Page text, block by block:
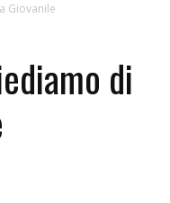
il
Giovanile
di